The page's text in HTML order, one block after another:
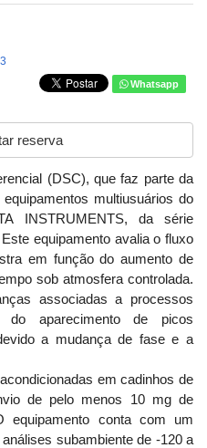
Whatsapp
reserva
(DSC), que faz parte da
multiusuários do
INSTRUMENTS, da série
equipamento avalia o fluxo
em função do aumento de
sob atmosfera controlada.
associadas a processos
aparecimento de picos
a mudança de fase e a
em cadinhos de
de pelo menos 10 mg de
equipamento conta com um
subambiente de -120 a